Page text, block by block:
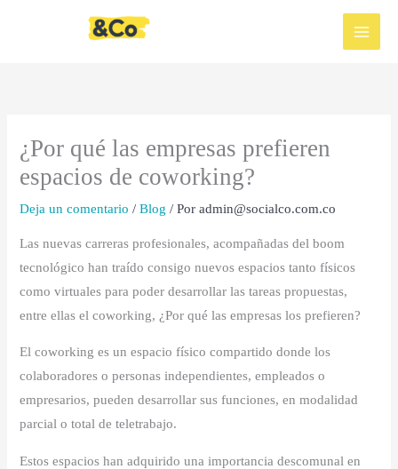
¿Por qué las empresas prefieren
espacios de coworking?
Deja un comentario /Blog / Poradmin@socialco.com.co
Las nuevas carreras profesionales, acompañadas del boom
tecnológico han traído consigo nuevos espacios tanto físicos
como virtuales para poder desarrollar las tareas propuestas,
entre ellas el coworking, ¿Por qué las empresas los prefieren?
El coworking es un espacio físico compartido donde los
colaboradores o personas independientes, empleados o
empresarios, pueden desarrollar sus funciones, en modalidad
parcial o total de teletrabajo.
Estos espacios han adquirido una importancia descomunal en